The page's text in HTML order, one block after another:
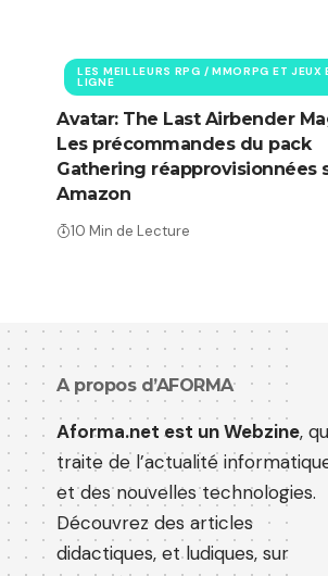
LES MEILLEURS RPG / MMORPG ET JEUX
LIGNE
Avatar: The Last Airbender
Les précommandes du pack
Gathering réapprovisionnées
Amazon
10 Min de Lecture
A propos d’AFORMA
Aforma.net est un Webzine,
traite de l’actualité
et des nouvelles technologies.
Découvrez des articles
didactiques, et ludiques, sur